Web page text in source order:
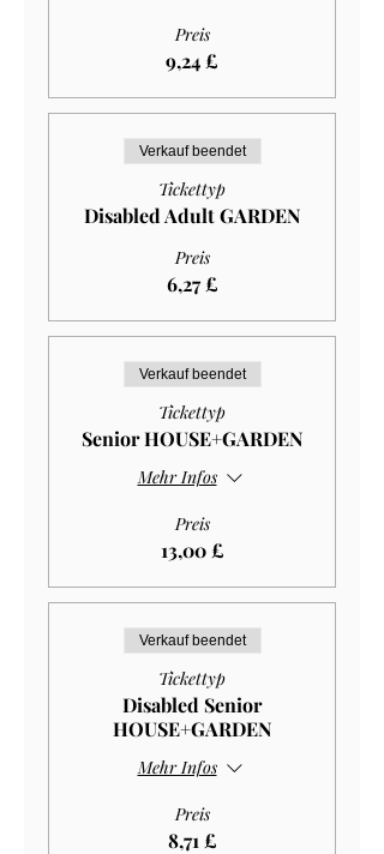
Preis
9,24 £
Verkauf beendet
Tickettyp
Disabled Adult GARDEN
Preis
6,27 £
Verkauf beendet
Tickettyp
Senior HOUSE+GARDEN
Mehr Infos
Preis
13,00 £
Verkauf beendet
Tickettyp
Disabled Senior
HOUSE+GARDEN
Mehr Infos
Preis
8,71 £